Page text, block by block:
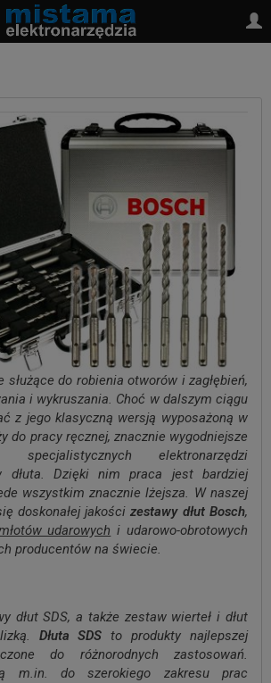
służące do robienia otworów i zagłębień,
i wykruszania. Choć w dalszym ciągu
z jego klasyczną wersją wyposażoną w
do pracy ręcznej, znacznie wygodniejsze
elektronarzędzi
dłuta. Dzięki nim praca jest bardziej
wszystkim znacznie lżejsza. W naszej
doskonałej jakościzestawy dłut Bosch,
udarowych i udarowo-obrotowych
producentów na świecie.
dłut SDS, a także zestaw wierteł i dłut
Dłuta SDS to produkty najlepszej
do różnorodnych zastosowań.
m.in. do szerokiego zakresu prac